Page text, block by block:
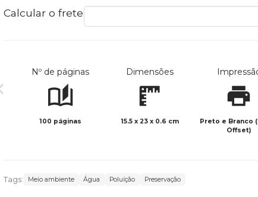
Calcular o frete
Nº de páginas
100 páginas
Dimensões
15.5 x 23 x 0.6 cm
Preto e Branco
Offset)
Tags: Meio ambiente Água Poluíção Preservação